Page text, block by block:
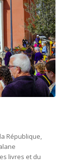
République,
livres et du